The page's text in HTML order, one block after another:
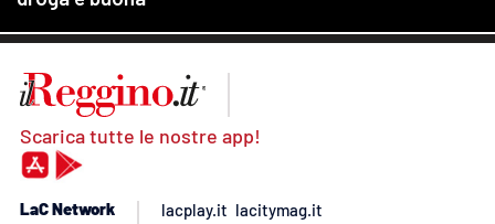
Scarica tutte le nostre app!
LaC Network
lacplay.it lacitymag.it